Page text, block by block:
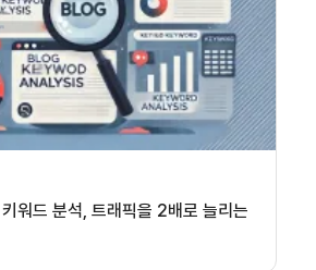
워드 분석, 트래픽을 2배로 늘리는